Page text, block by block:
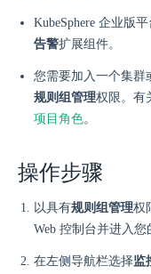
KubeSphere 企业版
告警扩展组件。
您需要加入一个集群
规则组管理权限。有
项目角色。
操作步骤
以具有规则组管理权
Web 控制台并进入您
在左侧导航栏选择监